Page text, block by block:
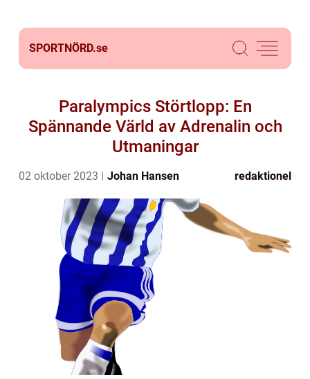
SPORTNÖRD.se
Paralympics Störtlopp: En
Spännande Värld av Adrenalin och
Utmaningar
02 oktober 2023 Johan Hansen redaktionel